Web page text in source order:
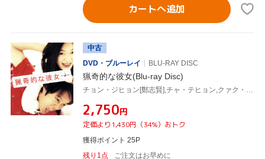
カートへ追加
中古
DVD・ブルーレイ
BLU-RAY DISC
猟奇的な彼女(Blu-ray Disc)
¥2,750円
定価より1,430円（34%）おトク
獲得ポイント 25P
残り1点
ご注文はお早めに